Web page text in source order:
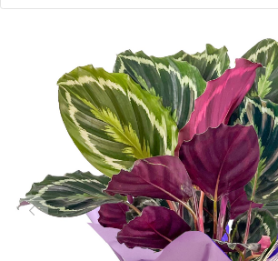
İÇ MEKAN BITKILERI
DEKORATIF SAKSILI BITKILER
SAKSILAR
DIŞ MEKAN BITKILERI
HEDIYE GÖNDER
TOPRAK & GÜBRE
SIPARIŞ TAKIP